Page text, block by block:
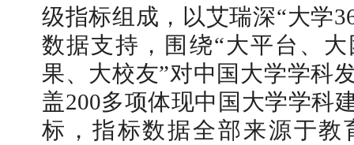
级指标组成，以艾瑞深“大学
数据支持，围绕“大平台、
果、大校友”对中国大学学科
盖200多项体现中国大学学科
标，指标数据全部来源于教